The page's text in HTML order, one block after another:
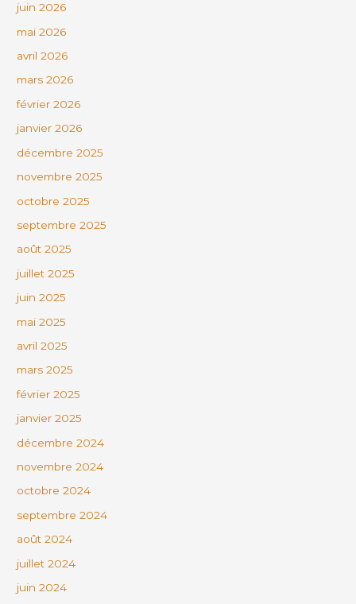
juin 2026
mai 2026
avril 2026
mars 2026
février 2026
janvier 2026
décembre 2025
novembre 2025
octobre 2025
septembre 2025
août 2025
juillet 2025
juin 2025
mai 2025
avril 2025
mars 2025
février 2025
janvier 2025
décembre 2024
novembre 2024
octobre 2024
septembre 2024
août 2024
juillet 2024
juin 2024